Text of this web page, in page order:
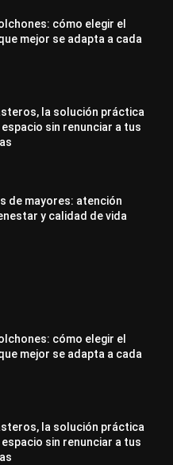
cómo elegir el
mejor se adapta a cada
la solución práctica
sin renunciar a tus
de mayores: atención
y calidad de vida
cómo elegir el
mejor se adapta a cada
la solución práctica
sin renunciar a tus